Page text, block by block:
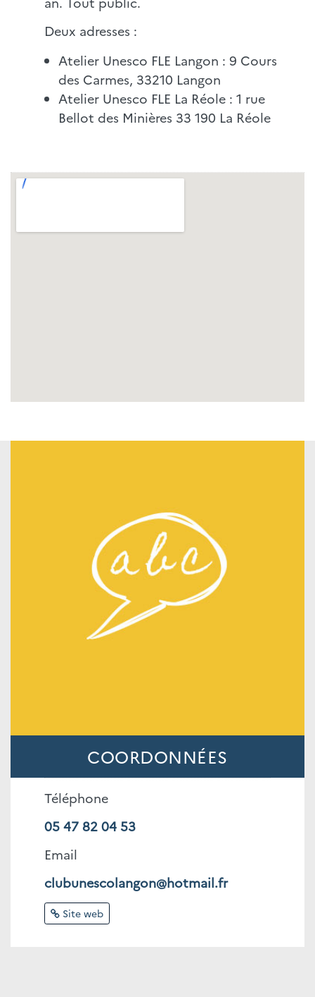
Deux adresses :
Atelier Unesco FLE Langon : 9 Cours
des Carmes, 33210 Langon
Atelier Unesco FLE La Réole : 1 rue
Bellot des Minières 33 190 La Réole
COORDONNÉES
Téléphone
05 47 82 04 53
Email
clubunescolangon@hotmail.fr
Site web